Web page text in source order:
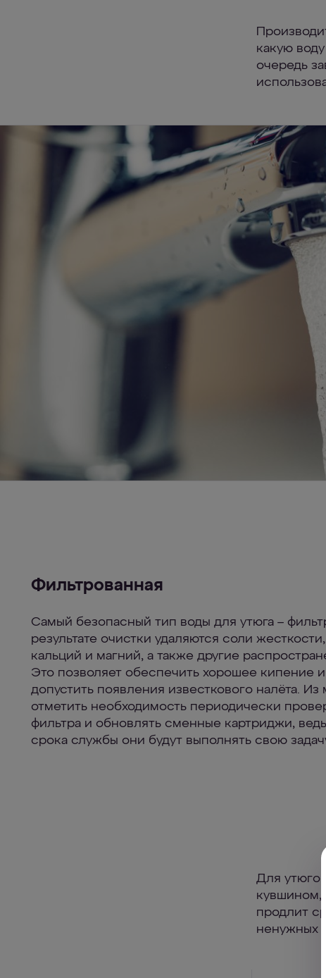
какую
очередь
Фильтрованная
Самый безопасный тип воды для утюга –
результате очистки удаляются соли
кальций и магний, а также другие
Это позволяет обеспечить хорошее кипение
допустить появления известкового налёта.
отметить необходимость периодически
фильтра и обновлять сменные картриджи,
срока службы они будут выполнять свою
Для
кувшином,
продлит
ненужных